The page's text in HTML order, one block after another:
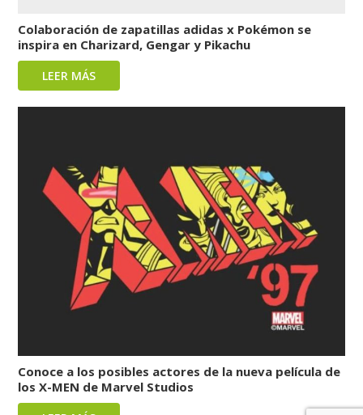
Colaboración de zapatillas adidas x Pokémon se
inspira en Charizard, Gengar y Pikachu
LEER MÁS
Conoce a los posibles actores de la nueva película de
los X-MEN de Marvel Studios